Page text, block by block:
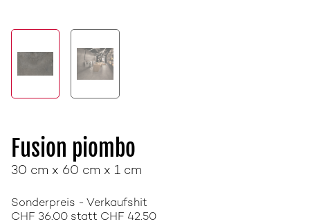
Fusion piombo
30 cm x 60 cm x 1 cm
Sonderpreis - Verkaufshit
CHF 36.00 statt CHF 42.50